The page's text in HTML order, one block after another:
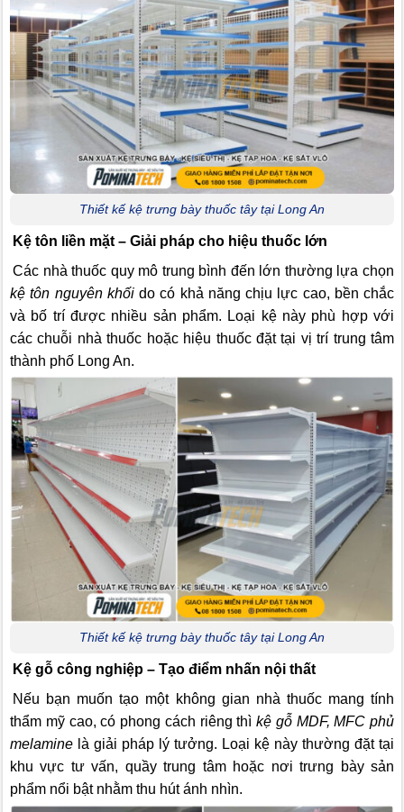
Thiết kế kệ trưng bày thuốc tây tại Long An
Kệ tôn liền mặt – Giải pháp cho hiệu thuốc lớn
Các nhà thuốc quy mô trung bình đến lớn thường lựa chọn
kệ tôn nguyên khốido có khả năng chịu lực cao, bền chắc
và bố trí được nhiều sản phẩm. Loại kệ này phù hợp với
các chuỗi nhà thuốc hoặc hiệu thuốc đặt tại vị trí trung tâm
thành phố Long An.
Thiết kế kệ trưng bày thuốc tây tại Long An
Kệ gỗ công nghiệp – Tạo điểm nhấn nội thất
Nếu bạn muốn tạo một không gian nhà thuốc mang tính
thẩm mỹ cao, có phong cách riêng thì kệ gỗ MDF, MFC phủ
melamine là giải pháp lý tưởng. Loại kệ này thường đặt tại
khu vực tư vấn, quầy trung tâm hoặc nơi trưng bày sản
phẩm nổi bật nhằm thu hút ánh nhìn.